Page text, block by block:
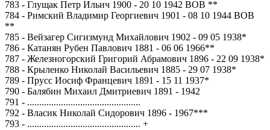
783 - Глущак Петр Ильич 1900 - 20 10 1942 ВОВ **
784 - Римский Владимир Георгиевич 1901 - 08 10 1944 ВОВ
**
785 - Вейзагер Сигизмунд Михайлович 1902 - 09 05 1938*
786 - Катанян Рубен Павлович 1881 - 06 06 1966**
787 - Железногорский Григорий Абрамович 1896 - 22 09 1938*
788 - Крыленко Николай Васильевич 1885 - 29 07 1938*
789 - Прусс Иосиф Францевич 1891 - 15 11 1937*
790 - Балябин Михаил Дмитриевич 1891 - 1942
791 - ...............................................
792 - Власик Николай Сидорович 1896 - 1967***
793 - ............................................... +